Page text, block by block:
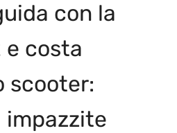
con la
e costa
scooter:
impazzite